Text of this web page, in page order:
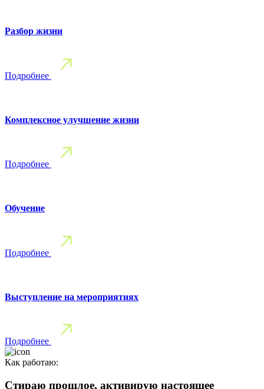
Разбор жизни
Подробнее
Комплексное улучшение жизни
Подробнее
Обучение
Подробнее
Выступление на мероприятиях
Подробнее
Как работаю:
Стираю прошлое, активирую настоящее